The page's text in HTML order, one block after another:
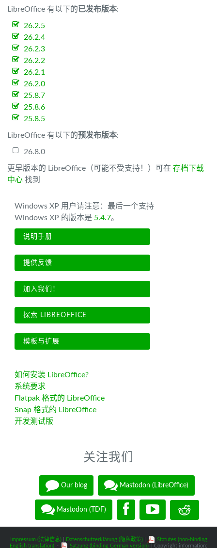
LibreOffice 有以下的已发布版本:
26.2.5
26.2.4
26.2.3
26.2.2
26.2.1
26.2.0
25.8.7
25.8.6
25.8.5
LibreOffice 有以下的预发布版本:
26.8.0
更早版本的 LibreOffice（可能不受支持！）可在 存档下载
中心 找到
Windows XP 用户请注意：最后一个支持
Windows XP 的版本是 5.4.7。
说明手册
提供反馈
加入我们！
探索 LIBREOFFICE
模板与扩展
如何安装 LibreOffice?
系统要求
Flatpak 格式的 LibreOffice
Snap 格式的 LibreOffice
开发测试版
关注我们
Our blog Mastodon (LibreOffice)
Mastodon (TDF)
Impressum (法律信息)| Datenschutzerklärung (隐私政策)|
Statutes (non-binding
English translation) - Satzung (binding German version) | Copyright information: